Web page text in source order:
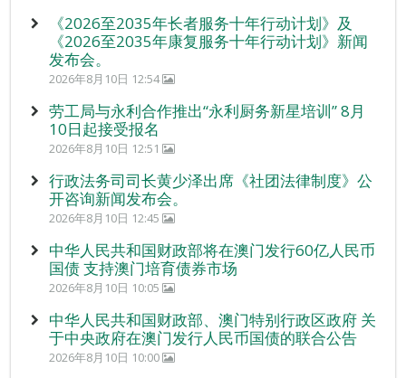
《2026至2035年长者服务十年行动计划》及
《2026至2035年康复服务十年行动计划》新闻
发布会。
2026年8月10日 12:54
劳工局与永利合作推出“永利厨务新星培训” 8月
10日起接受报名
2026年8月10日 12:51
行政法务司司长黄少泽出席《社团法律制度》公
开咨询新闻发布会。
2026年8月10日 12:45
中华人民共和国财政部将在澳门发行60亿人民币
国债 支持澳门培育债券市场
2026年8月10日 10:05
中华人民共和国财政部、澳门特别行政区政府 关
于中央政府在澳门发行人民币国债的联合公告
2026年8月10日 10:00